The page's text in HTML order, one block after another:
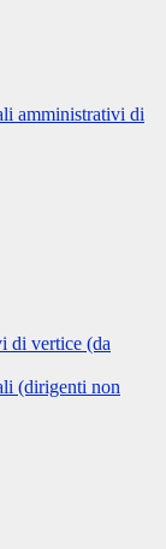
amministrativi di
di vertice (da
(dirigenti non